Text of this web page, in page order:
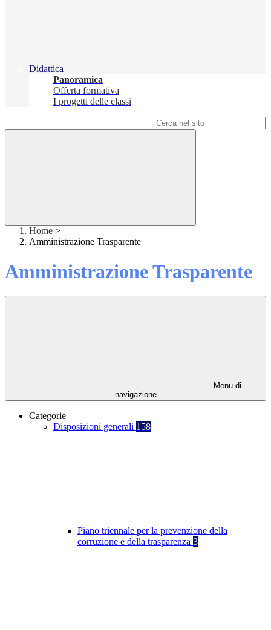
Didattica
Panoramica
Offerta formativa
I progetti delle classi
Home >
Amministrazione Trasparente
Amministrazione Trasparente
Menu di
navigazione
Categorie
Disposizioni generali 158
Piano triennale per la prevenzione della
corruzione e della trasparenza 3